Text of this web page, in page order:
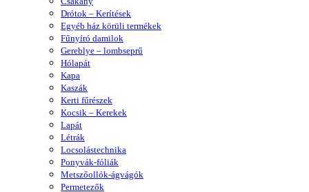
Drótok – Kerítések
Egyéb ház körüli termékek
Fűnyíró damilok
Gereblye – lombseprű
Hólapát
Kapa
Kaszák
Kerti fűrészek
Kocsik – Kerekek
Lapát
Létrák
Locsolástechnika
Ponyvák-fóliák
Metszőollók-ágvágók
Permetezők